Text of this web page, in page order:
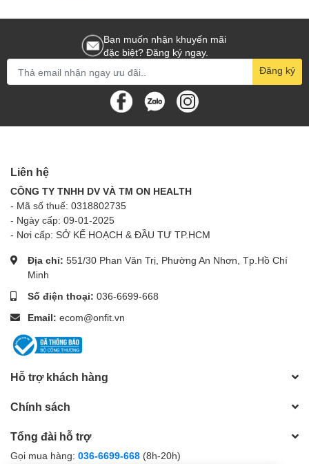
Bạn muốn nhận khuyến mãi
đặc biệt? Đăng ký ngay.
Đăng ký
Liên hệ
CÔNG TY TNHH DV VÀ TM ON HEALTH
- Mã số thuế: 0318802735
- Ngày cấp: 09-01-2025
- Nơi cấp: SỞ KẾ HOẠCH & ĐẦU TƯ TP.HCM
Địa chỉ: 551/30 Phan Văn Trị, Phường An Nhơn, Tp.Hồ Chí
Minh
Số điện thoại: 036-6699-668
Email: ecom@onfit.vn
Hỗ trợ khách hàng
Chính sách
Tổng đài hỗ trợ
Gọi mua hàng: 036-6699-668 (8h-20h)